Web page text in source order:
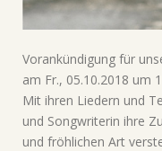
Vorankündigung für
am Fr., 05.10.2018 um
Mit ihren Liedern und
und Songwriterin ihre
und fröhlichen Art